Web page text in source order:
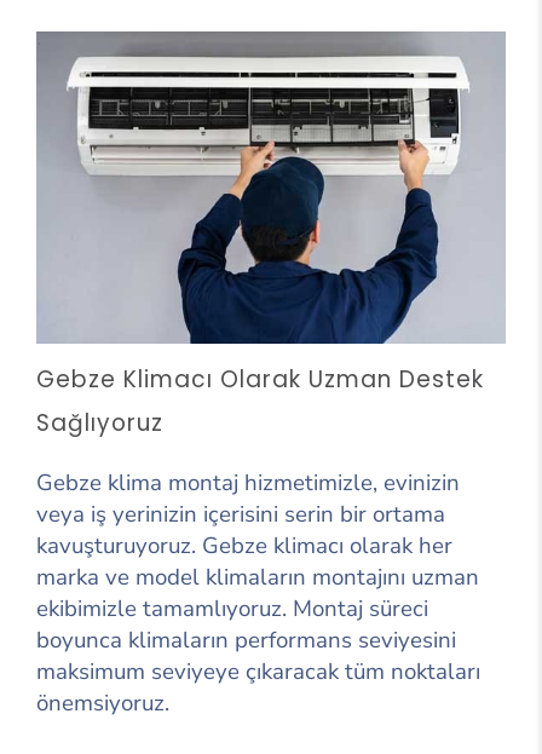
Gebze Klimacı Olarak Uzman Destek
Sağlıyoruz
Gebze klima montaj hizmetimizle, evinizin
veya iş yerinizin içerisini serin bir ortama
kavuşturuyoruz. Gebze klimacı olarak her
marka ve model klimaların montajını uzman
ekibimizle tamamlıyoruz. Montaj süreci
boyunca klimaların performans seviyesini
maksimum seviyeye çıkaracak tüm noktaları
önemsiyoruz.